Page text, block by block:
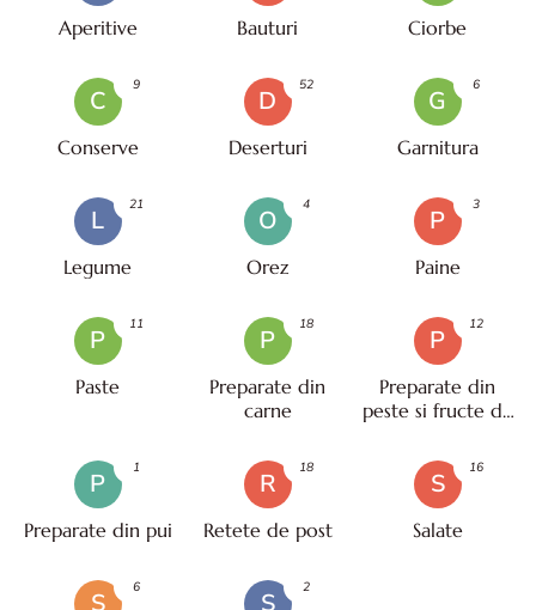
Aperitive Bauturi Ciorbe
C
Conserve
9
D
Deserturi
52
G
Garnitura
6
L
Legume
21
O
Orez
4
P
Paine
3
P
Paste
11
P
Preparate din
carne
18
P
Preparate din
peste si fructe de
12
P
Preparate din pui
1
R
Retete de post
18
S
Salate
16
6 2